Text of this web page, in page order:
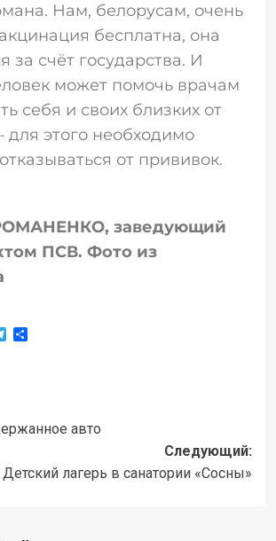
Нам, белорусам, очень
бесплатна, она
за счёт государства. И
может помочь врачам
себя и своих близких от
для этого необходимо
от прививок.
заведующий
ПСВ. Фото из
Telegram
Отправить
авто
Следующий:
Детский лагерь в санатории «Сосны»